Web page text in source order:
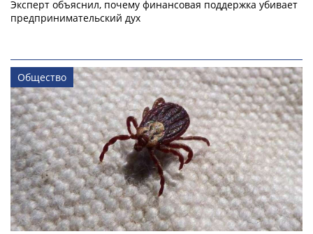
Эксперт объяснил, почему финансовая поддержка убивает
предпринимательский дух
Общество